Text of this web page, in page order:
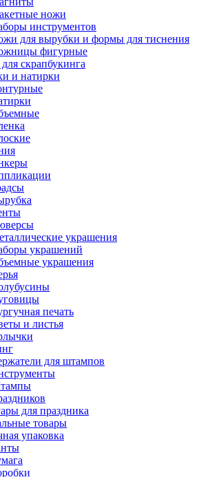
ножи
инструментов
для вырубки и формы для тиснения
фигурные
скрапбукинга
и натирки
украшения
украшений
украшения
печать
и листья
для штампов
для праздника
товары
упаковка